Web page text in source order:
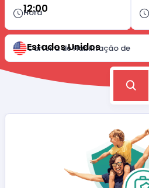
Hora
12:00
Carteira de Habilitação de
Estados Unidos